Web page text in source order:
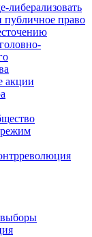
либерализовать
право
акции